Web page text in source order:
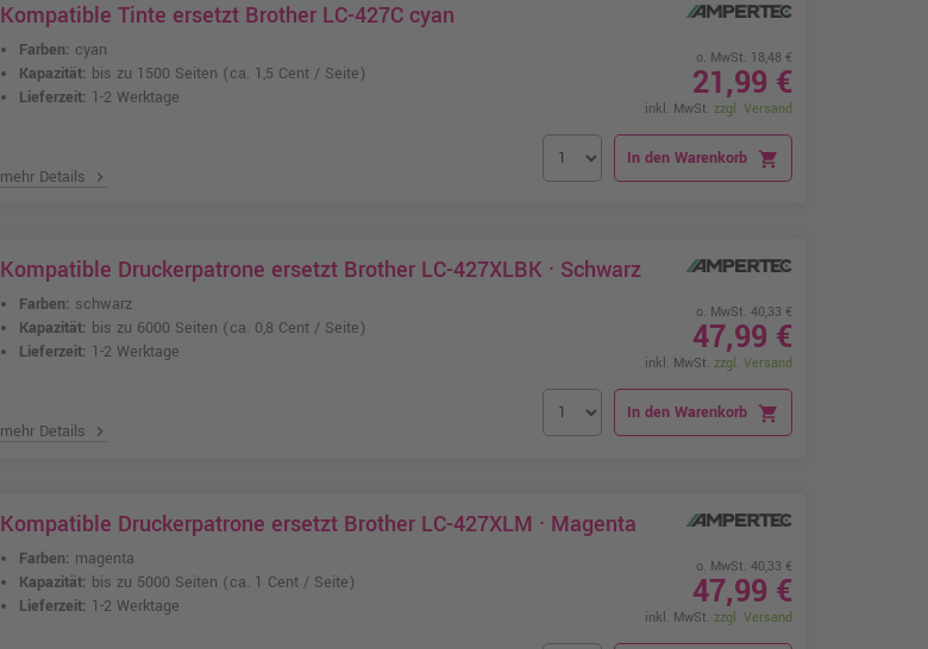
Kompatible Tinte ersetzt Brother LC-427C cyan
Farben: cyan
Kapazität: bis zu 1500 Seiten (ca. 1,5 Cent / Seite)
Lieferzeit: 1-2 Werktage
mehr Details chevron_right
o. MwSt. 18,48 €
21,99 €
inkl. MwSt. zzgl. Versand
In den Warenkorb shopping_cart
Kompatible Druckerpatrone ersetzt Brother LC-427XLBK · Schwarz
Farben: schwarz
Kapazität: bis zu 6000 Seiten (ca. 0,8 Cent / Seite)
Lieferzeit: 1-2 Werktage
mehr Details chevron_right
o. MwSt. 40,33 €
47,99 €
inkl. MwSt. zzgl. Versand
In den Warenkorb shopping_cart
Kompatible Druckerpatrone ersetzt Brother LC-427XLM · Magenta
Farben: magenta
Kapazität: bis zu 5000 Seiten (ca. 1 Cent / Seite)
Lieferzeit: 1-2 Werktage
o. MwSt. 40,33 €
47,99 €
inkl. MwSt. zzgl. Versand